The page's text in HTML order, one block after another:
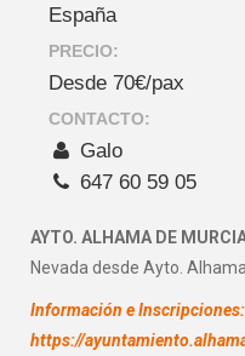
España
PRECIO:
Desde 70€/pax
CONTACTO:
Galo
647 60 59 05
AYTO. ALHAMA DE
Nevada desde Ayto.
Información e Inscripciones:
https://